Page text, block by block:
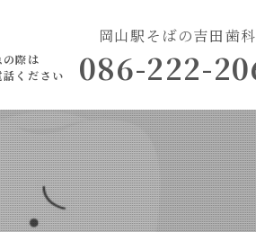
岡山駅そばの吉田歯
の際は
話ください
086-222-